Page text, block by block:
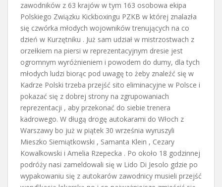
zawodników z 63 krajów w tym 163 osobowa ekipa
Polskiego Związku Kickboxingu PZKB w której znalazła
się czwórka młodych wojowników trenujących na co
dzień w Kurzętniku . Już sam udział w mistrzostwach z
orzełkiem na piersi w reprezentacyjnym dresie jest
ogromnym wyróżnieniem i powodem do dumy, dla tych
młodych ludzi biorąc pod uwagę to żeby znaleźć się w
Kadrze Polski trzeba przejść sito eliminacyjne w Polsce i
pokazać się z dobrej strony na zgrupowaniach
reprezentacji , aby przekonać do siebie trenera
kadrowego. W długą drogę autokarami do Włoch z
Warszawy bo już w piątek 30 września wyruszyli
Mieszko Siemiątkowski , Samanta Klein , Cezary
Kowalkowski i Amelia Rzepecka . Po około 18 godzinnej
podróży nasi zameldowali się w Lido Di Jesolo gdzie po
wypakowaniu się z autokarów zawodnicy musieli przejść